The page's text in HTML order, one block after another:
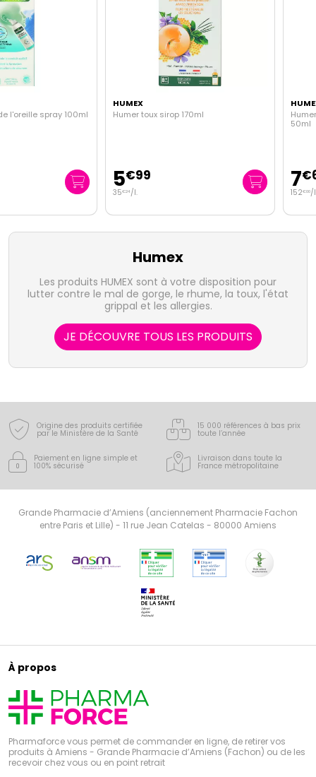
Humer toux sirop 170ml
Humer bouchon de cérumen
Humex
Les produits HUMEX sont à votre disposition pour
lutter contre le mal de gorge, le rhume, la toux, l'état
grippal et les allergies.
JE DÉCOUVRE TOUS LES PRODUITS
Origine des produits certifiée
par le Ministère de la Santé
15 000 références à bas prix
toute l’année
Paiement en ligne simple et
100% sécurisé
Livraison dans toute la
France métropolitaine
Grande Pharmacie d’Amiens (anciennement Pharmacie Fachon
entre Paris et Lille) - 11 rue Jean Catelas - 80000 Amiens
À propos
Pharmaforce vous permet de commander en ligne, de retirer vos
produits à Amiens - Grande Pharmacie d’Amiens (Fachon) ou de les
recevoir chez vous ou en point retrait